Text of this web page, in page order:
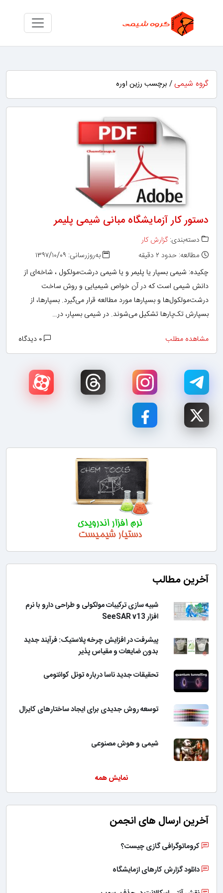
گروه شیمی / برچسب رزین اوره
دستور کار آزمایشگاه مبانی شیمی پلیمر
دسته‌بندی:گزارش کار
مطالعه: حدود ۲ دقیقه
به‌روزرسانی: ۱۳۹۷/۱۰/۰۹
چکیده: شیمی بسپار یا پلیمر و یا شیمی درشت‌مولکول ، شاخه‌ای از
دانش شیمی است که در آن خواص شیمیایی و روش ساخت
درشت‌مولکول‌ها و بسپارها مورد مطالعه قرار می‌گیرد. بسپارها، از
بسپارش تک‌پارها تشکیل می‌شوند. در شیمی بسپار، در…
مشاهده مطلب
آخرین مطالب
شبیه سازی ترکیبات مولکولی و طراحی دارو با نرم
افزار SeeSAR v13
پیشرفت در افزایش چرخه پلاستیک: فرآیند جدید
بدون ضایعات و مقیاس پذیر
تحقیقات جدید ناسا درباره تونل کوانتومی
توسعه روش جدیدی برای ایجاد ساختارهای کایرال
شیمی و هوش مصنوعی
نمایش همه
آخرین ارسال های انجمن
کروماتوگرافی گازی چیست؟
دانلود گزارش کارهای ازمایشگاه